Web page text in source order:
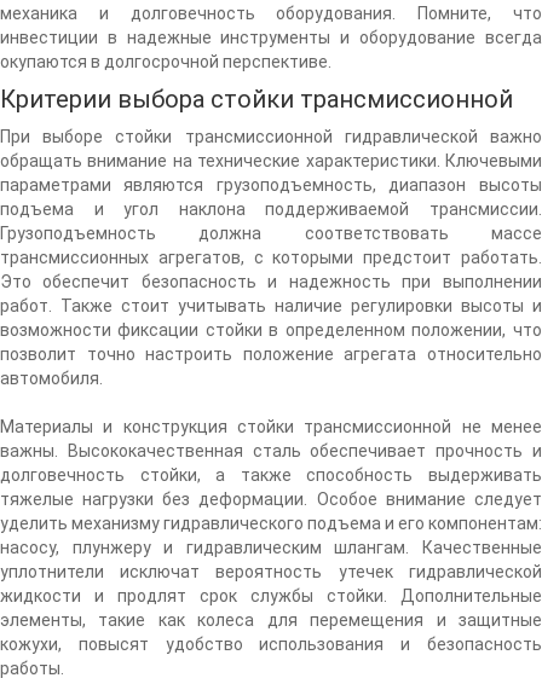
механика и долговечность оборудования. Помните, что
инвестиции в надежные инструменты и оборудование всегда
окупаются в долгосрочной перспективе.
Критерии выбора стойки трансмиссионной
При выборе стойки трансмиссионной гидравлической важно
обращать внимание на технические характеристики. Ключевыми
параметрами являются грузоподъемность, диапазон высоты
подъема и угол наклона поддерживаемой трансмиссии.
Грузоподъемность должна соответствовать массе
трансмиссионных агрегатов, с которыми предстоит работать.
Это обеспечит безопасность и надежность при выполнении
работ. Также стоит учитывать наличие регулировки высоты и
возможности фиксации стойки в определенном положении, что
позволит точно настроить положение агрегата относительно
автомобиля.
Материалы и конструкция стойки трансмиссионной не менее
важны. Высококачественная сталь обеспечивает прочность и
долговечность стойки, а также способность выдерживать
тяжелые нагрузки без деформации. Особое внимание следует
уделить механизму гидравлического подъема и его компонентам:
насосу, плунжеру и гидравлическим шлангам. Качественные
уплотнители исключат вероятность утечек гидравлической
жидкости и продлят срок службы стойки. Дополнительные
элементы, такие как колеса для перемещения и защитные
кожухи, повысят удобство использования и безопасность
работы.